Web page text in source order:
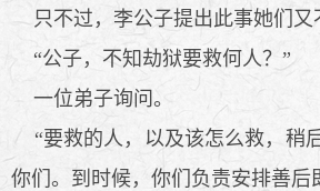
只不过，李公子提出此事她们又
“公子，不知劫狱要救何人？”
一位弟子询问。
“要救的人，以及该怎么救，稍
你们。到时候，你们负责安排善后